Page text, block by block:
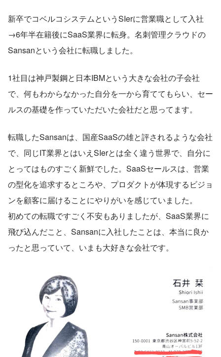
新卒でコベルコシステムというSIerに営業職として入社
→6年半在籍後にSaaS業界に転身。名刺管理クラウドの
Sansanという会社に転職しました。
1社目は神戸製鋼と日本IBMという大きな会社の子会社
で、何もわからなかった自分を一から育ててもらい、セー
ルスの基礎を作っていただいた会社だと思ってます。
転職したSansanは、国産SaaSの雄と評されるような会社
で、同じIT業界とはいえSIerとは全く違う世界で、自分に
とってはものすごく新鮮でした。SaaSセールスは、営業
の型化を追求するところや、プロダクトが体現するビジョ
ンを顧客に届けることにやりがいを感じていました。
初めての転職ですごく不安もありましたが、SaaS業界に
飛び込んだこと、Sansanに入社したことは、本当に良か
ったと思っていて、いまも大好きな会社です。